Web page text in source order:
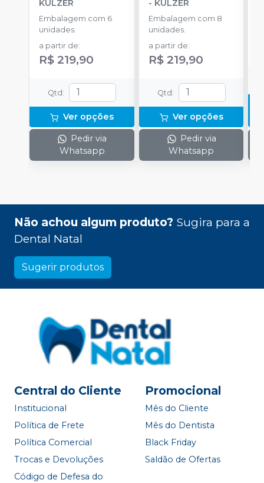
KULZER
Embalagem com 6
unidades.
a partir de:
R$ 219,90
Qtd :
Ver opções
Pedir via
Whatsapp
- KULZER
Embalagem com 8
unidades.
a partir de:
R$ 219,90
Qtd :
Ver opções
Pedir via
Whatsapp
Não achou algum produto? Sugira para a
Dental Natal
Sugerir produtos
Central do Cliente
Institucional
Política de Frete
Política Comercial
Trocas e Devoluções
Código de Defesa do
Promocional
Mês do Cliente
Mês do Dentista
Black Friday
Saldão de Ofertas